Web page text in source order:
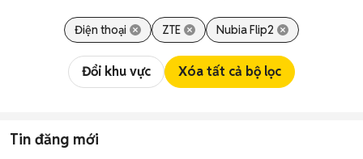
Điện thoại ZTE Nubia Flip2
Đổi khu vực Xóa tất cả bộ lọc
Tin đăng mới